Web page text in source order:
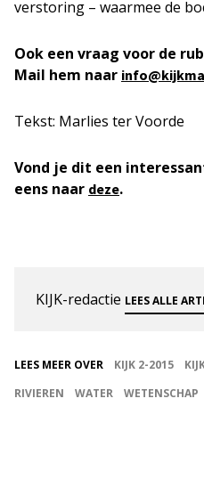
verstoring – waarmee de
Ook een vraag voor de
Mail hem naar
Tekst: Marlies ter Voorde
Vond je dit een
eens naar deze.
KIJK-redactie LEES ALLE
LEES MEER OVER KIJK 2-2015
RIVIEREN
WATER WETENSCHAP